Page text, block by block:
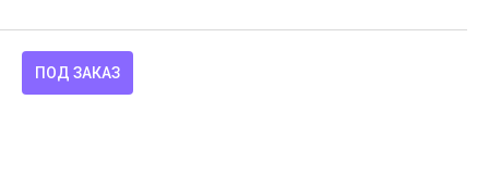
ПОД ЗАКАЗ